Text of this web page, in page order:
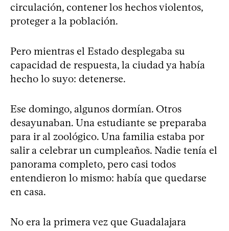
circulación, contener los hechos violentos,
proteger a la población.
Pero mientras el Estado desplegaba su
capacidad de respuesta, la ciudad ya había
hecho lo suyo: detenerse.
Ese domingo, algunos dormían. Otros
desayunaban. Una estudiante se preparaba
para ir al zoológico. Una familia estaba por
salir a celebrar un cumpleaños. Nadie tenía el
panorama completo, pero casi todos
entendieron lo mismo: había que quedarse
en casa.
No era la primera vez que Guadalajara